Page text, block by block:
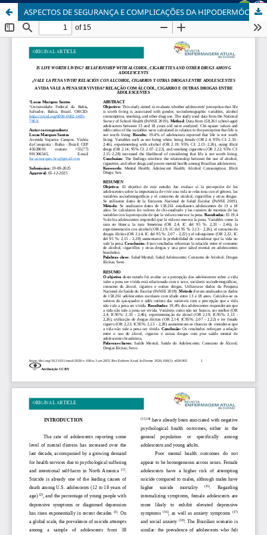
ASPECTOS DE SEGURANÇA E COMPLICAÇÕES DA HIPODERMÓCLISE NOS CUIDADOS PALIATIVOS: UMA REVISÃO DE ESCOPO